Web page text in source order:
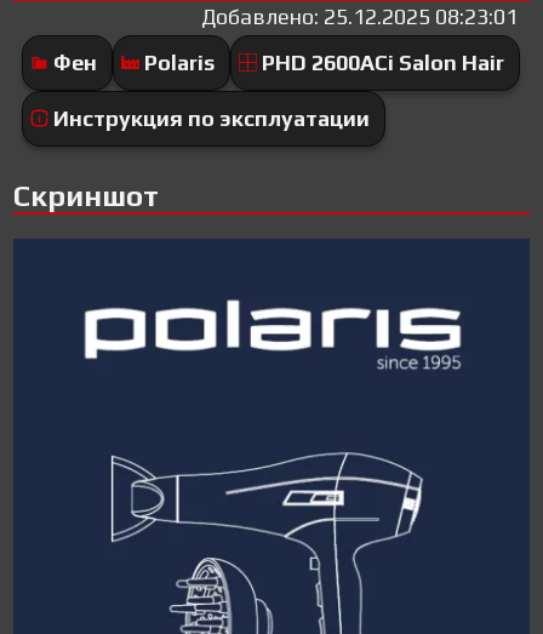
Добавлено: 25.12.2025 08:23:01
Фен
Polaris PHD 2600AСi Salon Hair
Инструкция по эксплуатации
Скриншот